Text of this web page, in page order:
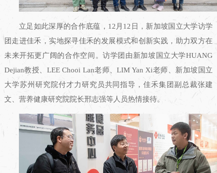
立足如此深厚的合作底蕴，12月12日，新加坡国立大学访学
团走进佳禾，实地探寻佳禾的发展模式和创新实践，助力双方在
未来开拓更广阔的合作空间。访学团由新加坡国立大学HUANG
Dejian教授、LEE Chooi Lan老师、LIM Yan Xi老师、新加坡国立
大学苏州研究院付才力研究员共同指导，佳禾集团副总裁张建
文、营养健康研究院院长邢志强等人员热情接待。